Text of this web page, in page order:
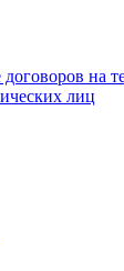
на
лиц